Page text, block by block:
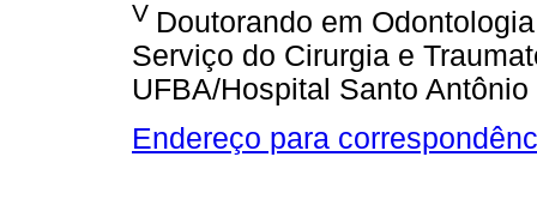
V Doutorando em
Serviço do Cirurgia e
UFBA/Hospital Santo Antônio
Endereço para